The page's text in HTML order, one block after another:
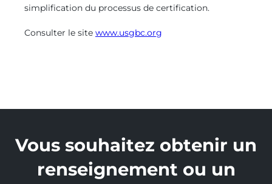
simplification du processus de certification.
Consulter le site www.usgbc.org
Vous souhaitez obtenir un
renseignement ou un